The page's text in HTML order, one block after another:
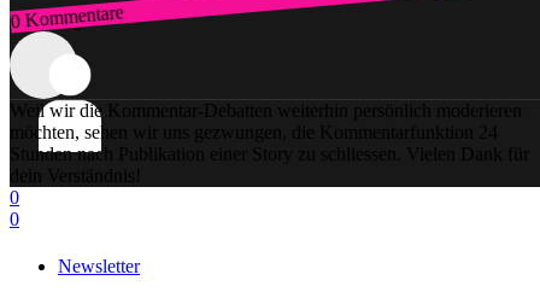
0 Kommentare
Zum Login
Weil wir die Kommentar-Debatten weiterhin persönlich moderieren
möchten, sehen wir uns gezwungen, die Kommentarfunktion 24
Stunden nach Publikation einer Story zu schliessen. Vielen Dank für
dein Verständnis!
0
0
Newsletter